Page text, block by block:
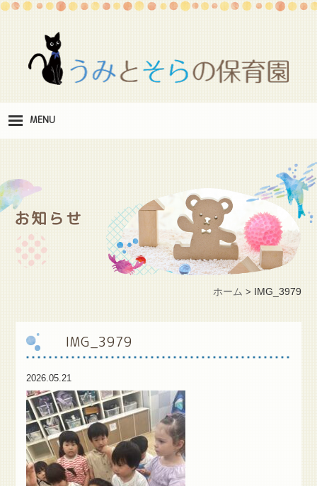
MENU
職
施 設紹介
護者様専用ブログ
お知らせ
ホーム > IMG_3979
IMG_3979
2026.05.21